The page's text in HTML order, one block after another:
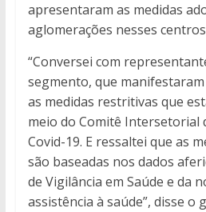
apresentaram as medidas
aglomerações nesses
“Conversei com
segmento, que
as medidas restritivas que
meio do Comitê Intersetorial
Covid-19. E ressaltei que as
são baseadas nos dados
de Vigilância em Saúde e da
assistência à saúde”, disse o